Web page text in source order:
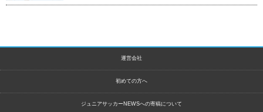
運営会社
初めての方へ
ジュニアサッカーNEWSへの寄稿について